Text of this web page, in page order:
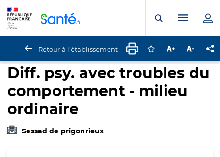
Ouvrir laMenu
Retour à l'établissement Connectez-vous
Augmenter la
Diff. psy. avec troubles du
comportement - milieu
ordinaire
Sessad de prigonrieux